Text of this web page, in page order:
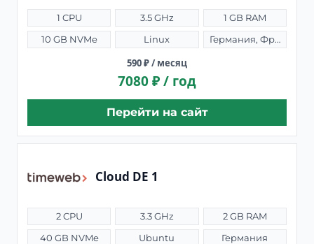
1 CPU 3.5 GHz
1 GB RAM
10 GB NVMe
Linux Германия, Франкфурт
590 ₽ / месяц
7080 ₽ / год
Перейти на сайт
Cloud DE 1
2 CPU 3.3 GHz
2 GB RAM
40 GB NVMe
Ubuntu Германия